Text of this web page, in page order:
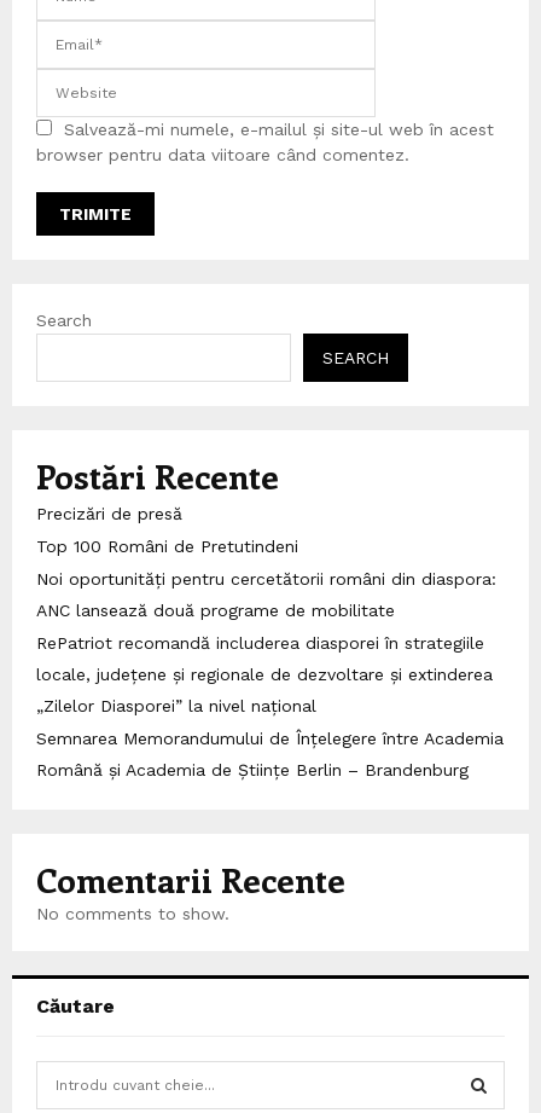
Salvează-mi numele, e-mailul și site-ul web în acest
browser pentru data viitoare când comentez.
Search
SEARCH
Postări Recente
Precizări de presă
Top 100 Români de Pretutindeni
Noi oportunități pentru cercetătorii români din diaspora:
ANC lansează două programe de mobilitate
RePatriot recomandă includerea diasporei în strategiile
locale, județene și regionale de dezvoltare și extinderea
„Zilelor Diasporei” la nivel național
Semnarea Memorandumului de Înțelegere între Academia
Română și Academia de Științe Berlin – Brandenburg
Comentarii Recente
No comments to show.
Căutare